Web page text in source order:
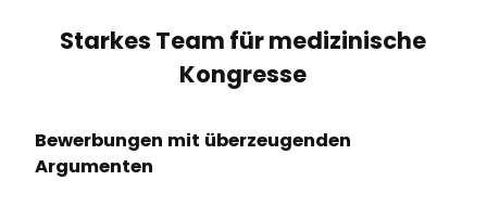
Starkes Team für medizinische
Kongresse
Bewerbungen mit überzeugenden
Argumenten